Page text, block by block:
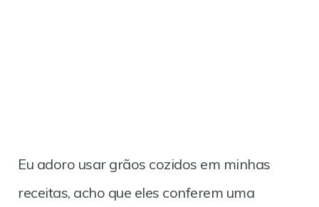
Eu adoro usar grãos cozidos em minhas
receitas, acho que eles conferem uma